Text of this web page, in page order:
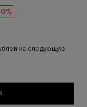
на следующую